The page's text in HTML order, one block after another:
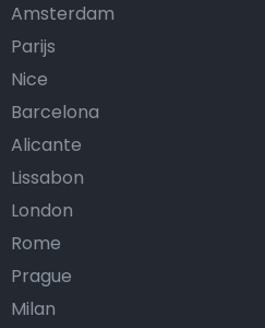
Amsterdam
Parijs
Nice
Barcelona
Alicante
Lissabon
London
Rome
Prague
Milan